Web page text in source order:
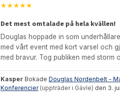
★★★★★
Det mest omtalade på hela kvällen!
Douglas hoppade in som
med vårt event med kort varsel och
med bravur. Tog publiken med storm
Kasper Bokade Douglas Nordenbelt -
Konferencier (uppträder i Gävle) den 3.